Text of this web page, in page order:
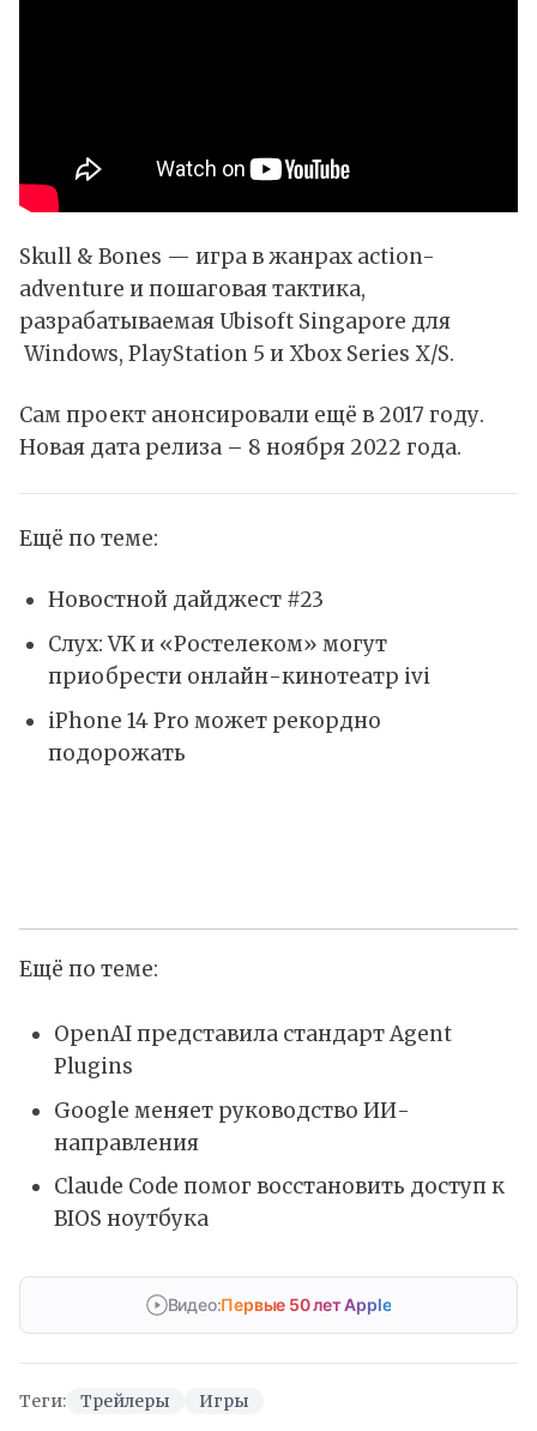
Skull & Bones — игра в жанрах action-
adventure и пошаговая тактика,
разрабатываемая Ubisoft Singapore для
Windows, PlayStation 5 и Xbox Series X/S.
Сам проект анонсировали ещё в 2017 году.
Новая дата релиза – 8 ноября 2022 года.
Ещё по теме:
Новостной дайджест #23
Слух: VK и «Ростелеком» могут
приобрести онлайн-кинотеатр ivi
iPhone 14 Pro может рекордно
подорожать
Ещё по теме:
OpenAI представила стандарт Agent
Plugins
Google меняет руководство ИИ-
направления
Claude Code помог восстановить доступ к
BIOS ноутбука
Видео:Первые 50 лет Apple
Теги: Трейлеры Игры